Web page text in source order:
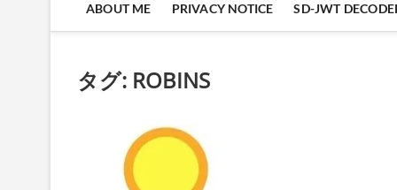
ABOUT ME PRIVACY NOTICE SD-JWT
タグ: ROBINS